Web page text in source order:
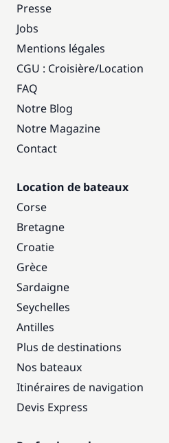
Presse
Jobs
Mentions légales
CGU : Croisière/Location
FAQ
Notre Blog
Notre Magazine
Contact
Location de bateaux
Corse
Bretagne
Croatie
Grèce
Sardaigne
Seychelles
Antilles
Plus de destinations
Nos bateaux
Itinéraires de navigation
Devis Express